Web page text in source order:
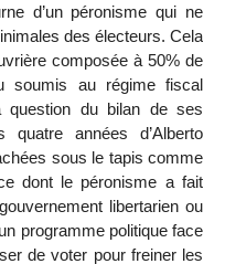
d’un péronisme qui ne
des électeurs. Cela
composée à 50% de
soumis au régime fiscal
du bilan de ses
années d’Alberto
sous le tapis comme
dont le péronisme a fait
libertarien ou
programme politique face
de voter pour freiner les